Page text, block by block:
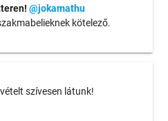
@jokamathu
kötelező.
szívesen látunk!